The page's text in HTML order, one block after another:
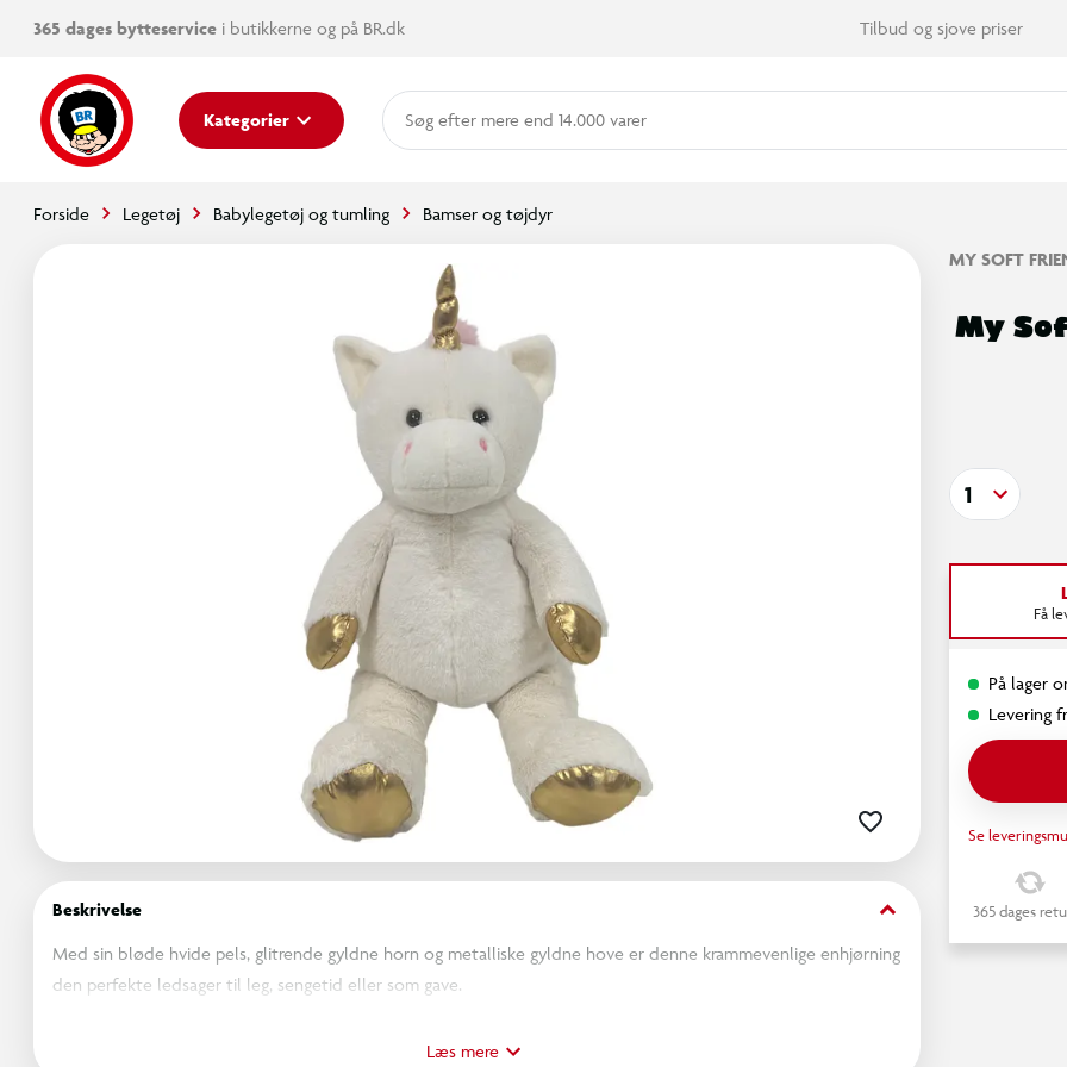
365 dages bytteservice i butikkerne og på BR.dk Tilbud og sjove priser
Kategorier mere end 14.000 varer
Forside Legetøj Babylegetøj og tumling Bamser og tøjdyr
Beskrivelse keyboard_arrow_down
Med sin bløde hvide pels, glitrende gyldne horn og metalliske gyldne hove er denne krammevenlige enhjørning
den perfekte ledsager til leg, sengetid eller som gave.
Læs mere
MY SOFT
My
1
Få
På lager
Levering
Se
365 dages